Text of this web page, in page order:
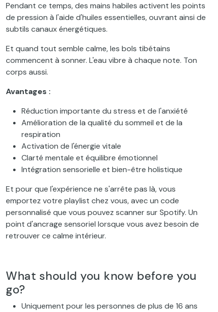
Pendant ce temps, des mains habiles activent les points
de pression à l'aide d'huiles essentielles, ouvrant ainsi de
subtils canaux énergétiques.
Et quand tout semble calme, les bols tibétains
commencent à sonner. L'eau vibre à chaque note. Ton
corps aussi.
Avantages :
Réduction importante du stress et de l'anxiété
Amélioration de la qualité du sommeil et de la
respiration
Activation de l'énergie vitale
Clarté mentale et équilibre émotionnel
Intégration sensorielle et bien-être holistique
Et pour que l'expérience ne s'arrête pas là, vous
emportez votre playlist chez vous, avec un code
personnalisé que vous pouvez scanner sur Spotify. Un
point d'ancrage sensoriel lorsque vous avez besoin de
retrouver ce calme intérieur.
What should you know before you
go?
Uniquement pour les personnes de plus de 16 ans